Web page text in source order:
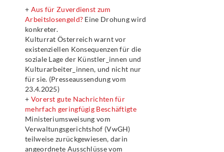
+ Aus für Zuverdienst zum
Arbeitslosengeld? Eine Drohung wird
konkreter.
Kulturrat Österreich warnt vor
existenziellen Konsequenzen für die
soziale Lage der Künstler_innen und
Kulturarbeiter_innen, und nicht nur
für sie. (Presseaussendung vom
23.4.2025)
+ Vorerst gute Nachrichten für
mehrfach geringfügig Beschäftigte
Ministeriumsweisung vom
Verwaltungsgerichtshof (VwGH)
teilweise zurückgewiesen, darin
angeordnete Ausschlüsse vom